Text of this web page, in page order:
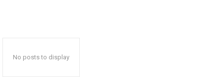
No posts to display